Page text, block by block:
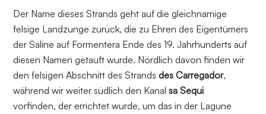
Der Name dieses Strands geht auf die gleichnamige
felsige Landzunge zurück, die zu Ehren des Eigentümers
der Saline auf Formentera Ende des 19. Jahrhunderts auf
diesen Namen getauft wurde. Nördlich davon finden wir
den felsigen Abschnitt des Strands des Carregador,
während wir weiter südlich den Kanal sa Sequi
vorfinden, der errichtet wurde, um das in der Lagune